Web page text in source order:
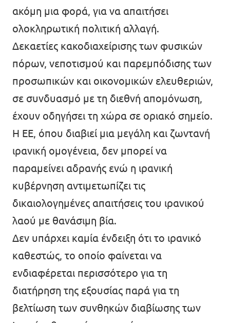
ακόμη μια φορά, για να απαιτήσει
ολοκληρωτική πολιτική αλλαγή.
Δεκαετίες κακοδιαχείρισης των φυσικών
πόρων, νεποτισμού και παρεμπόδισης των
προσωπικών και οικονομικών ελευθεριών,
σε συνδυασμό με τη διεθνή απομόνωση,
έχουν οδηγήσει τη χώρα σε οριακό σημείο.
Η ΕΕ, όπου διαβιεί μια μεγάλη και ζωντανή
ιρανική ομογένεια, δεν μπορεί να
παραμείνει αδρανής ενώ η ιρανική
κυβέρνηση αντιμετωπίζει τις
δικαιολογημένες απαιτήσεις του ιρανικού
λαού με θανάσιμη βία.
Δεν υπάρχει καμία ένδειξη ότι το ιρανικό
καθεστώς, το οποίο φαίνεται να
ενδιαφέρεται περισσότερο για τη
διατήρηση της εξουσίας παρά για τη
βελτίωση των συνθηκών διαβίωσης των